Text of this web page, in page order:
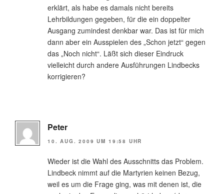
erklärt, als habe es damals nicht bereits
Lehrbildungen gegeben, für die ein doppelter
Ausgang zumindest denkbar war. Das ist für mich
dann aber ein Ausspielen des „Schon jetzt“ gegen
das „Noch nicht“. Läßt sich dieser Eindruck
vielleicht durch andere Ausführungen Lindbecks
korrigieren?
Peter
10. AUG. 2009 UM 19:58 UHR
Wieder ist die Wahl des Ausschnitts das Problem.
Lindbeck nimmt auf die Martyrien keinen Bezug,
weil es um die Frage ging, was mit denen ist, die